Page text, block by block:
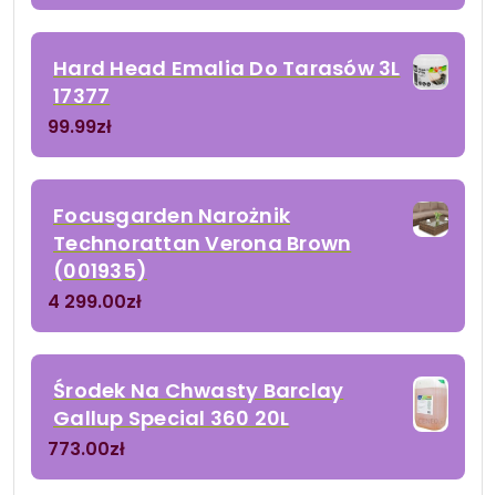
Hard Head Emalia Do Tarasów 3L
17377
99.99zł
Focusgarden Narożnik
Technorattan Verona Brown
(001935)
4 299.00zł
Środek Na Chwasty Barclay
Gallup Special 360 20L
773.00zł